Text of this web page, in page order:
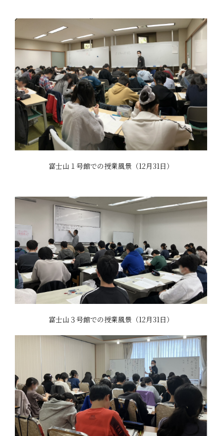
富士山１号館での授業風景（12月31日）
富士山３号館での授業風景（12月31日）